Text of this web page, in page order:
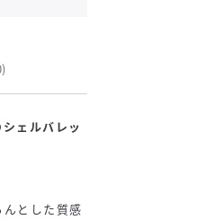
ェルバレッ
とした質感